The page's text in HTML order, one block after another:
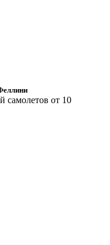
самолетов от 10